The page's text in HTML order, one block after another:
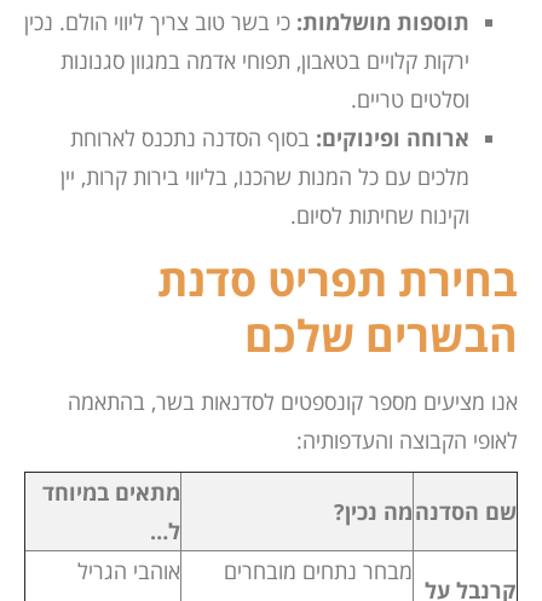
תוספות מושלמות: כי בשר טוב צריך ליווי הולם. נכין
ירקות קלויים בטאבון, תפוחי אדמה במגוון סגנונות
וסלטים טריים.
ארוחה ופינוקים: בסוף הסדנה נתכנס לארוחת
מלכים עם כל המנות שהכנו, בליווי בירות קרות, יין
וקינוח שחיתות לסיום.
בחירת תפריט סדנת
הבשרים שלכם
אנו מציעים מספר קונספטים לסדנאות בשר, בהתאמה
לאופי הקבוצה והעדפותיה:
שם הסדנהמה נכין?
מתאים במיוחד
ל…
קרנבל על
מבחר נתחים מובחרים
אוהבי הגריל